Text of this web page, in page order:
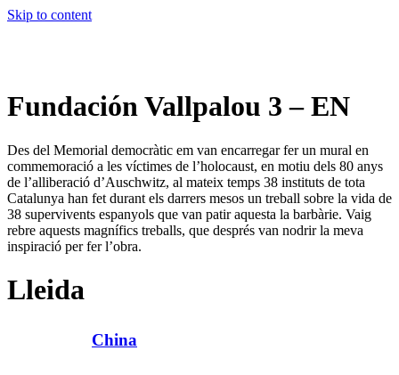
Skip to content
Fundación Vallpalou 3 – EN
Des del Memorial democràtic em van encarregar fer un mural en
commemoració a les víctimes de l’holocaust, en motiu dels 80 anys
de l’alliberació d’Auschwitz, al mateix temps 38 instituts de tota
Catalunya han fet durant els darrers mesos un treball sobre la vida de
38 supervivents espanyols que van patir aquesta la barbàrie. Vaig
rebre aquests magnífics treballs, que després van nodrir la meva
inspiració per fer l’obra.
Lleida
China